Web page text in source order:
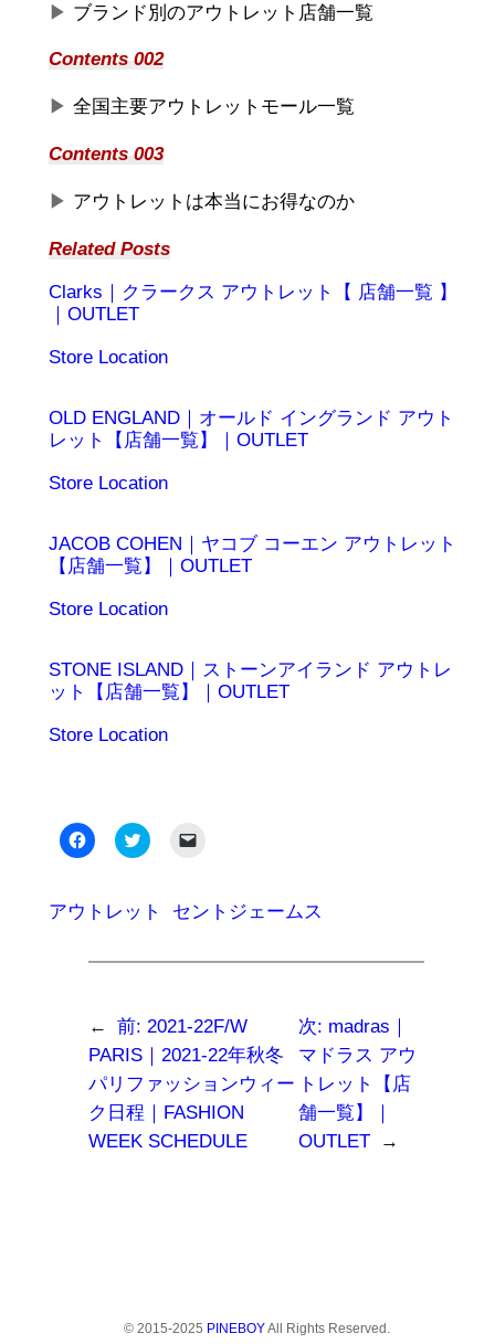
▶︎ ブランド別のアウトレット店舗一覧
Contents 002
▶︎ 全国主要アウトレットモール一覧
Contents 003
▶︎ アウトレットは本当にお得なのか
Related Posts
Clarks｜クラークス アウトレット【 店舗一覧 】
｜OUTLET
日付
関連理由
Store Location
OLD ENGLAND｜オールド イングランド アウト
レット【店舗一覧】｜OUTLET
日付
関連理由
Store Location
JACOB COHEN｜ヤコブ コーエン アウトレット
【店舗一覧】｜OUTLET
日付
関連理由
Store Location
STONE ISLAND｜ストーンアイランド アウトレ
ット【店舗一覧】｜OUTLET
日付
関連理由
Store Location
Facebook
で
る
に
リ
て
く
だ
さ
い
(新
し
い
ウ
ィ
ク
リ
て
Twitter
有
ウ
ィ
ン
ド
ウ
で
開
き
ま
す)
て
友
メ
リ
ン
ク
を
送
信
(新
し
い
ウ
アウトレット セントジェームス
← 前: 2021-22F/W
PARIS｜2021-22年秋冬
パリファッションウィー
ク日程｜FASHION
WEEK SCHEDULE
次: madras｜
マドラス アウ
トレット【店
舗一覧】｜
OUTLET
→
© 2015-2025 PINEBOYAll Rights Reserved.